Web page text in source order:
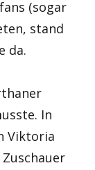
(sogar
stand
da.
In
Viktoria